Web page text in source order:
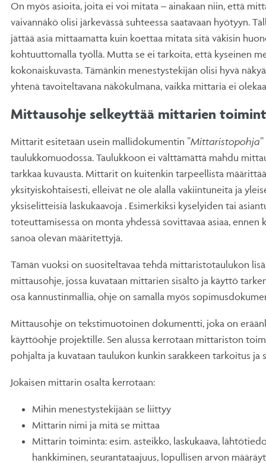
On myös asioita, joita ei voi mitata – ainakaan niin, että
vaivannäkö olisi järkevässä suhteessa saatavaan hyötyyn.
jättää asia mittaamatta kuin koettaa mitata sitä väkisin
kohtuuttomalla työllä. Mutta se ei tarkoita, että kyseinen
kokonaiskuvasta. Tämänkin menestystekijän olisi hyvä
yhtenä tavoiteltavana näkökulmana, vaikka mittaria ei
Mittausohje selkeyttää mittarien
Mittarit esitetään usein mallidokumentin ”Mittaristopohja
taulukkomuodossa. Taulukkoon ei välttämättä mahdu
tarkkaa kuvausta. Mittarit on kuitenkin tarpeellista
yksityiskohtaisesti, elleivät ne ole alalla vakiintuneita ja
yksiselitteisiä laskukaavoja . Esimerkiksi kyselyiden tai
toteuttamisessa on monta yhdessä sovittavaa asiaa, ennen
sanoa olevan määritettyjä.
Tämän vuoksi on suositeltavaa tehdä mittaristotaulukon
mittausohje, jossa kuvataan mittarien sisältö ja käyttö
osa kannustinmallia, ohje on samalla myös
Mittausohje on tekstimuotoinen dokumentti, joka on
käyttöohje projektille. Sen alussa kerrotaan mittariston
pohjalta ja kuvataan taulukon kunkin sarakkeen tarkoitus ja
Jokaisen mittarin osalta kerrotaan:
Mihin menestystekijään se liittyy
Mittarin nimi ja mitä se mittaa
Mittarin toiminta: esim. asteikko, laskukaava,
hankkiminen, seurantataajuus, lopullisen arvon